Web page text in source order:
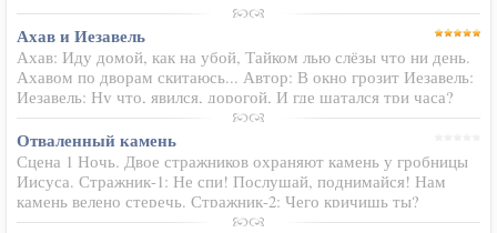
положил очень много сметаны. Её мнение созрело о госте
священнике…
Ахав и Иезавель
Ахав: Иду домой, как на убой, Тайком лью слёзы что ни день.
Ахавом по дворам скитаюсь... Автор: В окно грозит Иезавель:
Иезавель: Ну что, явился, дорогой, И где шатался три часа?
Ахав: Да я... вот в храме Божьем был, Урок библейский…
Отваленный камень
Сцена 1 Ночь. Двое стражников охраняют камень у гробницы
Иисуса. Стражник-1: Не спи! Послушай, поднимайся! Нам
камень велено стеречь. Стражник-2: Чего кричишь ты?
Убирайся. Я только-только лег прилечь. Стражник-1: Приказ